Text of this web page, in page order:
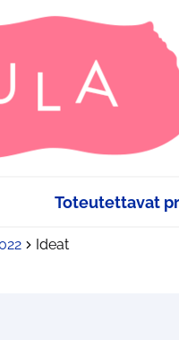
Toteutettavat
Ideat